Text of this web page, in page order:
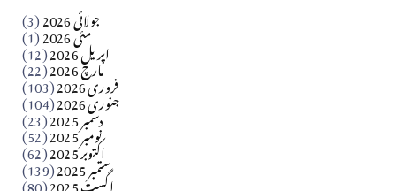
جولائی 2026 (3) مئی 2026 (1) اپریل 2026 (12) مارچ 2026 (22) فروری 2026 (103) جنوری 2026 (104) دسمبر 2025 (23) نومبر 2025 (52) اکتوبر 2025 (62) ستمبر 2025 (139) اگست 2025 (80)